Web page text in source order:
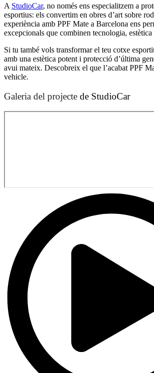
A StudioCar, no només ens especialitzem a
esportius: els convertim en obres d’art sobre
experiència amb PPF Mate a Barcelona ens
excepcionals que combinen tecnologia,
Si tu també vols transformar el teu cotxe
amb una estètica potent i protecció d’última
avui mateix. Descobreix el que l’acabat PPF
vehicle.
Galeria del projecte de StudioCar